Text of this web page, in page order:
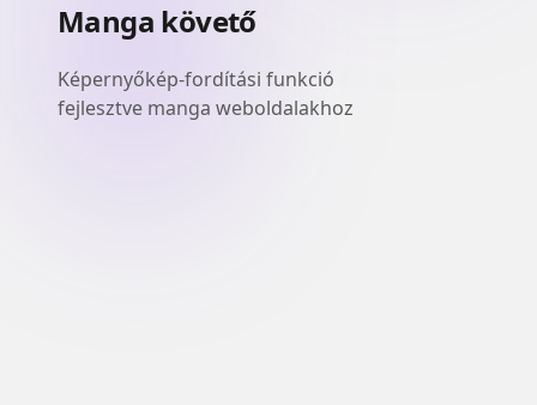
Manga követő
Képernyőkép-fordítási funkció
fejlesztve manga weboldalakhoz